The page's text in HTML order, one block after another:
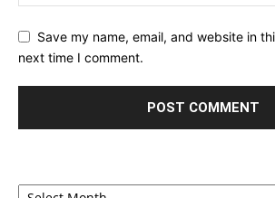
Save my name, email, and website in
next time I comment.
Archives